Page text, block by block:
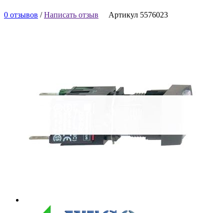
0 отзывов /Написать отзыв Артикул 5576023